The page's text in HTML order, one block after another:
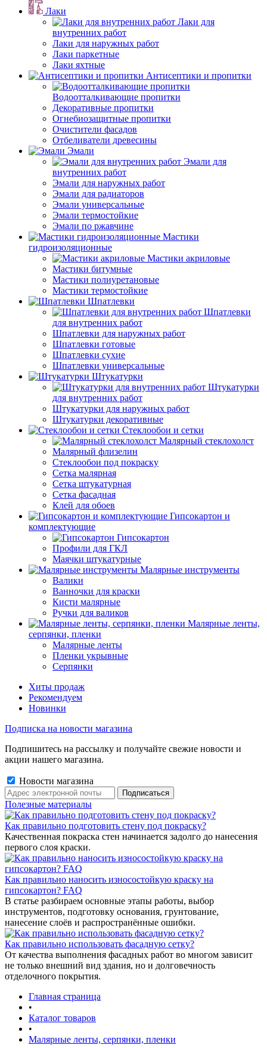
Лаки
Лаки для
внутренних работ
Лаки для наружных работ
Лаки паркетные
Лаки яхтные
Антисептики и пропитки
Водоотталкивающие пропитки
Декоративные пропитки
Огнебиозащитные пропитки
Очистители фасадов
Отбеливатели древесины
Эмали
Эмали для
внутренних работ
Эмали для наружных работ
Эмали для радиаторов
Эмали универсальные
Эмали термостойкие
Эмали по ржавчине
Мастики
гидроизоляционные
Мастики акриловые
Мастики битумные
Мастики полиуретановые
Мастики термостойкие
Шпатлевки
Шпатлевки
для внутренних работ
Шпатлевки для наружных работ
Шпатлевки готовые
Шпатлевки сухие
Шпатлевки универсальные
Штукатурки
Штукатурки
для внутренних работ
Штукатурки для наружных работ
Штукатурки декоративные
Стеклообои и сетки
Малярный стеклохолст
Малярный флизелин
Стеклообои под покраску
Сетка малярная
Сетка штукатурная
Сетка фасадная
Клей для обоев
Гипсокартон и
комплектующие
Гипсокартон
Профили для ГКЛ
Маячки штукатурные
Малярные инструменты
Валики
Ванночки для краски
Кисти малярные
Ручки для валиков
Малярные ленты,
серпянки, пленки
Малярные ленты
Пленки укрывные
Серпянки
Хиты продаж
Рекомендуем
Новинки
Подписка на новости магазина
Подпишитесь на рассылку и получайте свежие новости и
акции нашего магазина.
Новости магазина
Полезные материалы
Как правильно подготовить стену под покраску?
Качественная покраска стен начинается задолго до нанесения
первого слоя краски.
Как правильно наносить износостойкую краску на
гипсокартон? FAQ
В статье разбираем основные этапы работы, выбор
инструментов, подготовку основания, грунтование,
нанесение слоёв и распространённые ошибки.
Как правильно использовать фасадную сетку?
От качества выполнения фасадных работ во многом зависит
не только внешний вид здания, но и долговечность
отделочного покрытия.
Главная страница
•
Каталог товаров
•
Малярные ленты, серпянки, пленки